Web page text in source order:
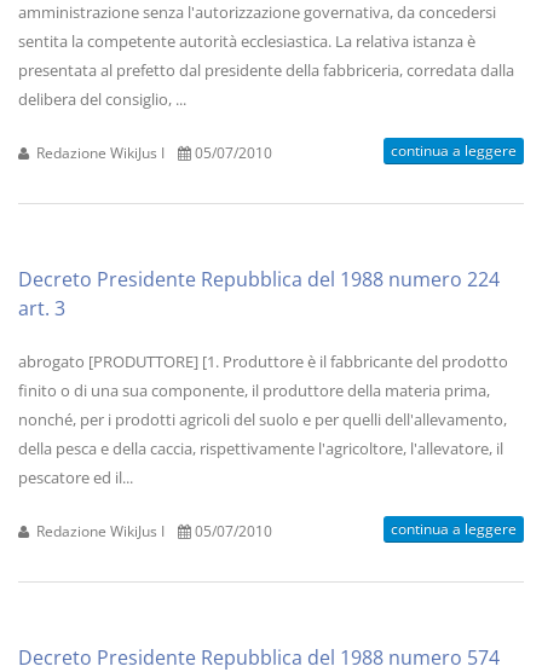
amministrazione senza l'autorizzazione governativa, da concedersi
sentita la competente autorità ecclesiastica. La relativa istanza è
presentata al prefetto dal presidente della fabbriceria, corredata dalla
delibera del consiglio, ...
Redazione WikiJus I 05/07/2010 continua a leggere
Decreto Presidente Repubblica del 1988 numero 224
art. 3
abrogato [PRODUTTORE] [1. Produttore è il fabbricante del prodotto
finito o di una sua componente, il produttore della materia prima,
nonché, per i prodotti agricoli del suolo e per quelli dell'allevamento,
della pesca e della caccia, rispettivamente l'agricoltore, l'allevatore, il
pescatore ed il...
Redazione WikiJus I 05/07/2010 continua a leggere
Decreto Presidente Repubblica del 1988 numero 574